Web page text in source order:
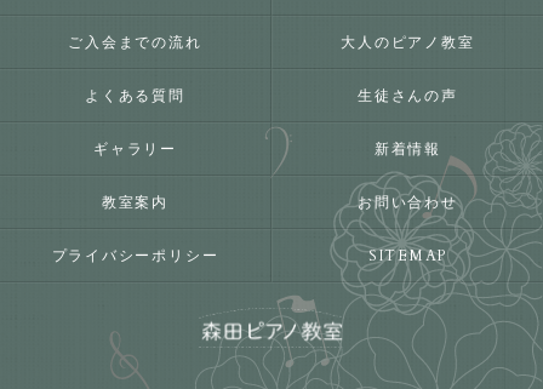
ご入会までの流れ 大人のピアノ教室
よくある質問 生徒さんの声
ギャラリー 新着情報
教室案内 お問い合わせ
プライバシーポリシー SITEMAP